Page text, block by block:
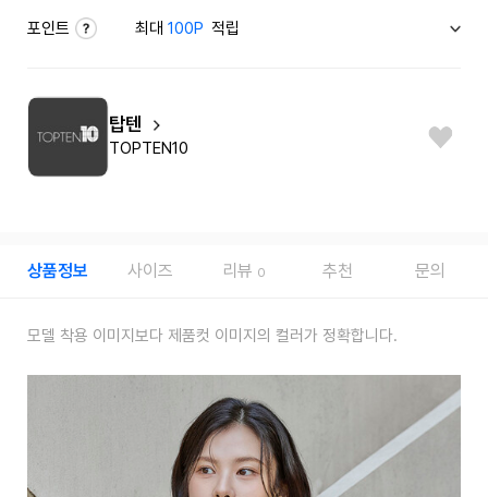
포인트 최대100P 적립
탑텐
TOPTEN10
상품정보 사이즈 리뷰 0 추천 문의
모델 착용 이미지보다 제품컷 이미지의 컬러가 정확합니다.